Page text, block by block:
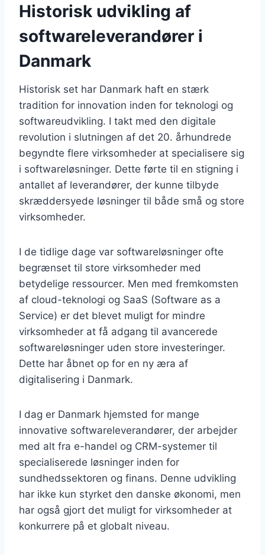
Historisk udvikling af
softwareleverandører i
Danmark
Historisk set har Danmark haft en stærk
tradition for innovation inden for teknologi og
softwareudvikling. I takt med den digitale
revolution i slutningen af det 20. århundrede
begyndte flere virksomheder at specialisere sig
i softwareløsninger. Dette førte til en stigning i
antallet af leverandører, der kunne tilbyde
skræddersyede løsninger til både små og store
virksomheder.
I de tidlige dage var softwareløsninger ofte
begrænset til store virksomheder med
betydelige ressourcer. Men med fremkomsten
af cloud-teknologi og SaaS (Software as a
Service) er det blevet muligt for mindre
virksomheder at få adgang til avancerede
softwareløsninger uden store investeringer.
Dette har åbnet op for en ny æra af
digitalisering i Danmark.
I dag er Danmark hjemsted for mange
innovative softwareleverandører, der arbejder
med alt fra e-handel og CRM-systemer til
specialiserede løsninger inden for
sundhedssektoren og finans. Denne udvikling
har ikke kun styrket den danske økonomi, men
har også gjort det muligt for virksomheder at
konkurrere på et globalt niveau.